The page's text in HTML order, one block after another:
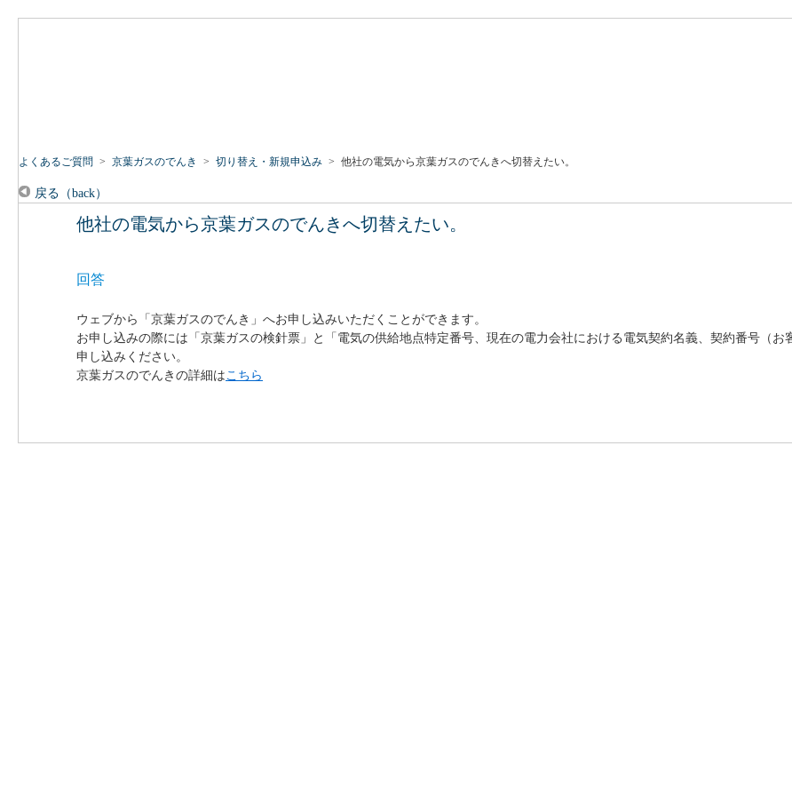
よくあるご質問 > 京葉ガスのでんき > 切り替え・新規申込み > 他社の電気から京葉ガスのでんきへ切替えたい。
戻る（back）
他社の電気から京葉ガスのでんきへ切替えたい。
回答
ウェブから「京葉ガスのでんき」へお申し込みいただくことができます。
お申し込みの際には「京葉ガスの検針票」と「電気の供給地点特定番号、現在の電力会社における電気契約名義、契約番号（
申し込みください。
京葉ガスのでんきの詳細はこちら